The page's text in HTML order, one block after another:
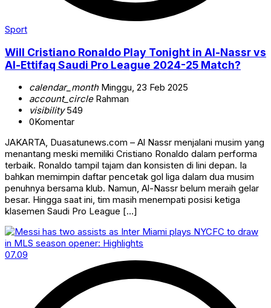
Sport
Will Cristiano Ronaldo Play Tonight in Al-Nassr vs
Al-Ettifaq Saudi Pro League 2024-25 Match?
calendar_monthMinggu, 23 Feb 2025
account_circleRahman
visibility549
0Komentar
JAKARTA, Duasatunews.com – Al Nassr menjalani musim yang
menantang meski memiliki Cristiano Ronaldo dalam performa
terbaik. Ronaldo tampil tajam dan konsisten di lini depan. Ia
bahkan memimpin daftar pencetak gol liga dalam dua musim
penuhnya bersama klub. Namun, Al-Nassr belum meraih gelar
besar. Hingga saat ini, tim masih menempati posisi ketiga
klasemen Saudi Pro League […]
07.09